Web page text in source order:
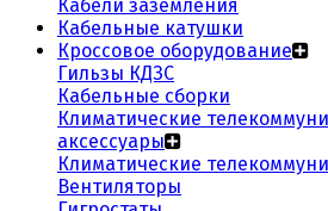
Кабели заземления
Кабельные катушки
Кроссовое оборудование
Гильзы КДЗС
Кабельные сборки
Климатические
аксессуары
Климатические
Вентиляторы